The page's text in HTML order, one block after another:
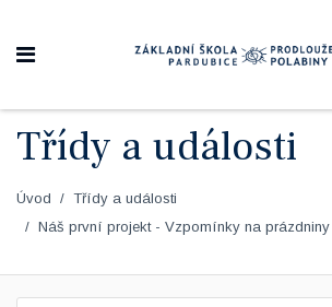
Třídy a události
Úvod
Třídy a události
Náš první projekt - Vzpomínky na prázdniny